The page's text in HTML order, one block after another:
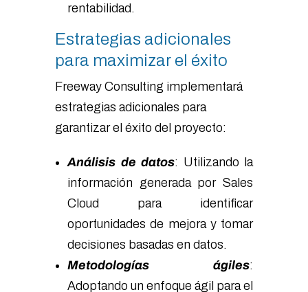
rentabilidad.
Estrategias adicionales
para maximizar el éxito
Freeway Consulting implementará
estrategias adicionales para
garantizar el éxito del proyecto:
Análisis de datos: Utilizando la
información generada por Sales
Cloud para identificar
oportunidades de mejora y tomar
decisiones basadas en datos.
Metodologías ágiles:
Adoptando un enfoque ágil para el